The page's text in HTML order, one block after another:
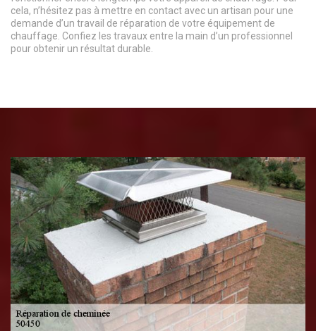
cela, n’hésitez pas à mettre en contact avec un artisan pour une
demande d’un travail de réparation de votre équipement de
chauffage. Confiez les travaux entre la main d’un professionnel
pour obtenir un résultat durable.